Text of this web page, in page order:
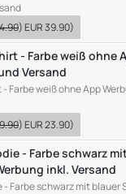
)EUR 39.90)
- Farbe weiß ohne
Versand
Farbe weiß ohne App
)EUR 23.90)
- Farbe schwarz
inkl. Versand
- Farbe schwarz mit blauer